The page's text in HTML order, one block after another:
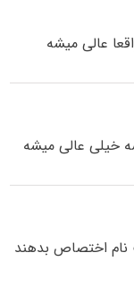
عالی میشه
خیلی عالی میشه
نام اختصاص بدهند